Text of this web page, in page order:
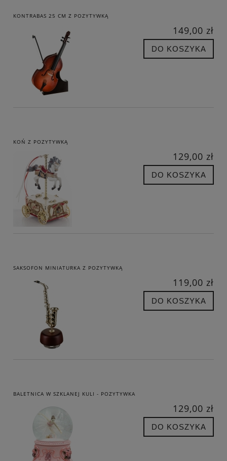
KONTRABAS 25 CM Z POZYTYWKĄ
149,00 zł
DO KOSZYKA
KOŃ Z POZYTYWKĄ
129,00 zł
DO KOSZYKA
SAKSOFON MINIATURKA Z POZYTYWKĄ
119,00 zł
DO KOSZYKA
BALETNICA W SZKLANEJ KULI - POZYTYWKA
129,00 zł
DO KOSZYKA